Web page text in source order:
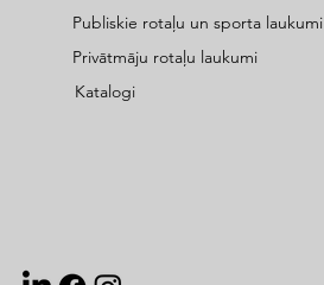
Publiskie rotaļu un sporta laukumi
Privātmāju rotaļu laukumi
Katalogi